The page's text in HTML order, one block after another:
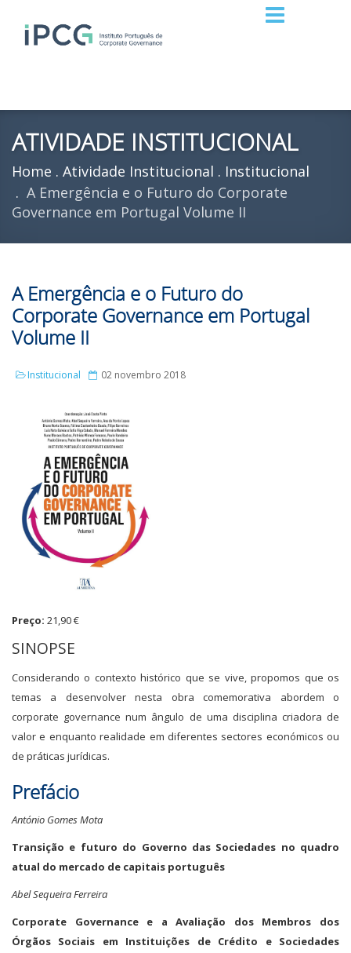
ATIVIDADE INSTITUCIONAL
Home Atividade Institucional
Institucional
A Emergência e o Futuro do Corporate
Governance em Portugal Volume II
A Emergência e o Futuro do
Corporate Governance em Portugal
Volume II
Institucional 02 novembro 2018
Preço: 21,90 €
SINOPSE
Considerando o contexto histórico que se vive, propomos que os
temas a desenvolver nesta obra comemorativa abordem o
corporate governance num ângulo de uma disciplina criadora de
valor e enquanto realidade em diferentes sectores económicos ou
de práticas jurídicas.
Prefácio
António Gomes Mota
Transição e futuro do Governo das Sociedades no quadro
atual do mercado de capitais português
Abel Sequeira Ferreira
Corporate Governance e a Avaliação dos Membros dos
Órgãos Sociais em Instituições de Crédito e Sociedades